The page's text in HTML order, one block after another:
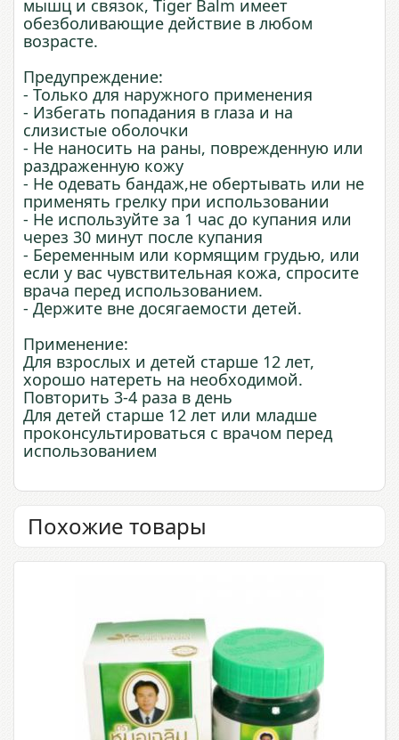
мышц и связок, Tiger Balm имеет
обезболивающие действие в любом
возрасте.
Предупреждение:
- Только для наружного применения
- Избегать попадания в глаза и на
слизистые оболочки
- Не наносить на раны, поврежденную или
раздраженную кожу
- Не одевать бандаж,не обертывать или не
применять грелку при использовании
- Не используйте за 1 час до купания или
через 30 минут после купания
- Беременным или кормящим грудью, или
если у вас чувствительная кожа, спросите
врача перед использованием.
- Держите вне досягаемости детей.
Применение:
Для взрослых и детей старше 12 лет,
хорошо натереть на необходимой.
Повторить 3-4 раза в день
Для детей старше 12 лет или младше
проконсультироваться с врачом перед
использованием
Похожие товары